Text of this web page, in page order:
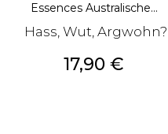
Essences Australische...
Hass, Wut, Argwohn?
Preis
17,90 €